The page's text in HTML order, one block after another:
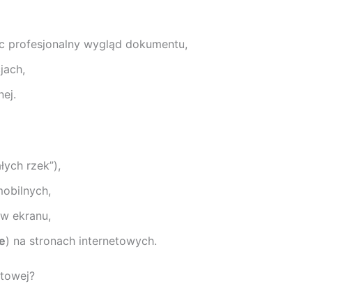
profesjonalny wygląd dokumentu,
rzek”),
ekranu,
) na stronach internetowych.